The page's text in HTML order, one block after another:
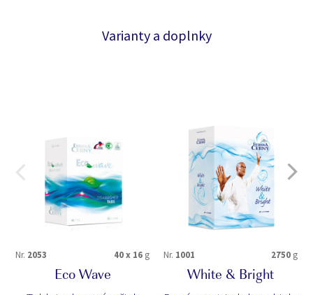
Varianty a doplnky
Nr. 2053 40 x 16 g
Eco Wave
Nr. 1001 2750 g
White & Bright